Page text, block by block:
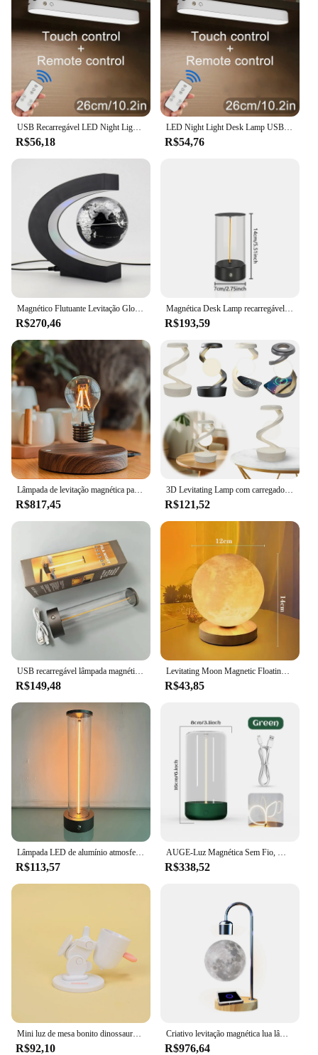
USB Recarregável LED Night Light, Desk Lamp, Magnetic Dimming Table Lamp, Computer Study Office Reading Stand Light para Quarto
R$56,18
LED Night Light Desk Lamp USB Recarregável Magnetic Dimming Table Lamp Computer Study Office Reading Stand Light para o quarto
R$54,76
Magnético Flutuante Levitação Globo, LED Mapa do Mundo, Lâmpada Antigravidade Eletrônica, Novidade Bola Luz, Home Decor Lâmpadas, Presentes de aniversário
R$270,46
Magnética Desk Lamp recarregável, controle de toque, lanterna recarregável sem fio, design moderno USB, criativo minimalista
R$193,59
Lâmpada de levitação magnética para casa e escritório, luz noturna novidade, criatividade, vidro flutuante, lâmpada led, decoração de mesa, presente de aniversário, mesa
R$817,45
3D Levitating Lamp com carregador de telefone sem fio, bola flutuante, luz noturna LED, campo magnético, suspensão ornamentos, RGB
R$121,52
USB recarregável lâmpada magnética, atmosfera Night Light, LED, três níveis de brilho, quarto e cabeceira
R$149,48
Levitating Moon Magnetic Floating Night Light, mesa criativa, lâmpada LED impressa em 3D com base de madeira para presente, escritório, quarto, casa
R$43,85
Lâmpada LED de alumínio atmosfera magnética, elegante luz noturna carregada por USB, respirável e portátil para quarto, camping
R$113,57
AUGE-Luz Magnética Sem Fio, Minimalismo Candeeiro de Mesa, Casa, Sala de Estar, Luz Noturna, Exterior, Atmosfera de Acampamento, Design Criativo
R$338,52
Mini luz de mesa bonito dinossauro coelho forma lâmpadas leitura kawaii decoração do quarto luz da noite lâmpada mesa cabeceira com base magnética
R$92,10
Criativo levitação magnética lua lâmpada, LED Night Light, carregamento sem fio, decoração home
R$976,64